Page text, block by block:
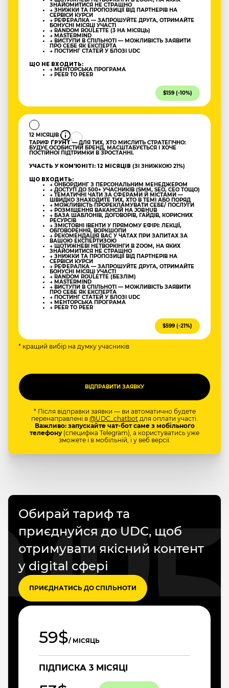
ЗНАЙОМИТИСЯ НЕ СТРАШНО
→ ЗНИЖКИ ТА ПРОПОЗИЦІЇ ВІД ПАРТНЕРІВ НА
СЕРВІСИ КУРСИ
→ РЕФЕРАЛКА — ЗАПРОШУЙТЕ ДРУГА, ОТРИМАЙТЕ
БОНУСНІ МІСЯЦІ УЧАСТІ
→ RANDOM ROULETTE (3 НА МІСЯЦЬ)
→ MASTERMIND
→ ВИСТУПИ В СПІЛЬНОТІ — МОЖЛИВІСТЬ ЗАЯВИТИ
ПРО СЕБЕ ЯК ЕКСПЕРТА
→ ПОСТИНГ СТАТЕЙ У БЛОЗІ UDC
ЩО НЕ ВХОДИТЬ:
→ МЕНТОРСЬКА ПРОГРАМА
→ PEER TO PEER
$159 (-10%)
12 МІСЯЦІВ
ТАРИФ ҐРУНТ — ДЛЯ ТИХ, ХТО МИСЛИТЬ СТРАТЕГІЧНО:
БУДУЄ ОСОБИСТИЙ БРЕНД, МАСШТАБУЄТЬСЯ І ХОЧЕ
ПОСТІЙНОЇ ПІДТРИМКИ В ЗРОСТАННІ.
УЧАСТЬ У КОМʼЮНІТІ: 12 МІСЯЦІВ (ЗІ ЗНИЖКОЮ 21%)
ЩО ВХОДИТЬ:
→ ОНБОРДИНГ З ПЕРСОНАЛЬНИМ МЕНЕДЖЕРОМ
→ ДОСТУП ДО 500+ УЧАСНИКІВ (SMM, SEO, CEO ТОЩО)
→ ТЕМАТИЧНІ ЧАТИ ЗА СФЕРАМИ Й МІСТАМИ —
ШВИДКО ЗНАХОДИТЕ ТИХ, ХТО В ТЕМІ АБО ПОРЯД
→ МОЖЛИВІСТЬ ПРОРЕКЛАМУВАТИ СЕБЕ/ ПОСЛУГИ
→ РОЗМІЩЕННЯ ВАКАНСІЙ НА JOBHUB
→ БАЗА ШАБЛОНІВ, ДОГОВОРІВ, ГАЙДІВ, КОРИСНИХ
РЕСУРСІВ
→ ЗМІСТОВНІ ІВЕНТИ У ПРЯМОМУ ЕФІРІ: ЛЕКЦІЇ,
ОБГОВОРЕННЯ, ВОРКШОПИ
→ РЕКОМЕНДАЦІЯ ВАС У ЧАТАХ ПРИ ЗАПИТАХ ЗА
ВАШОЮ ЕКСПЕРТИЗОЮ
→ ЩОТИЖНЕВІ НЕТВОРКІНГИ В ZOOM, НА ЯКИХ
ЗНАЙОМИТИСЯ НЕ СТРАШНО
→ ЗНИЖКИ ТА ПРОПОЗИЦІЇ ВІД ПАРТНЕРІВ НА
СЕРВІСИ КУРСИ
→ РЕФЕРАЛКА — ЗАПРОШУЙТЕ ДРУГА, ОТРИМАЙТЕ
БОНУСНІ МІСЯЦІ УЧАСТІ
→ RANDOM ROULETTE (БЕЗЛІМ)
→ MASTERMIND
→ ВИСТУПИ В СПІЛЬНОТІ — МОЖЛИВІСТЬ ЗАЯВИТИ
ПРО СЕБЕ ЯК ЕКСПЕРТА
→ ПОСТИНГ СТАТЕЙ У БЛОЗІ UDC
→ МЕНТОРСЬКА ПРОГРАМА
→ PEER TO PEER
$599 (-21%)
* кращий вибір на думку учасників
* Після відправки заявки — ви автоматично будете
перенаправлені в @UDC_chatbot для оплати участі.
Важливо: запускайте чат-бот саме з мобільного
телефону(специфіка Telegram), а користуватись уже
зможете і в мобільній, і у веб версії.
Обирай тариф та
приєднуйся до UDC, щоб
отримувати якісний контент
у digital сфері
ПРИЄДНАТИСЬ ДО СПІЛЬНОТИ
59$/ МІСЯЦЬ
ПІДПИСКА 3 МІСЯЦІ